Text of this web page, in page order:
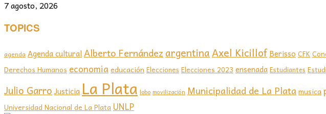
7 agosto, 2026
TOPICS
agenda Agenda culturalAlberto Fernández argentinaAxel Kicillof Berisso CFK
Derechos Humanos economia educación Elecciones Elecciones 2023 ensenada Estudiantes
Julio Garro Justicia La Plata lobo movilización Municipalidad de La Plata musica
Universidad Nacional de La Plata UNLP